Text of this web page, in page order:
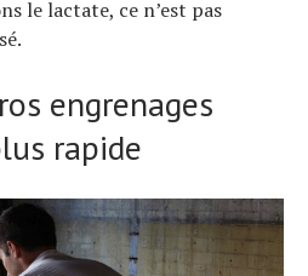
le lactate, ce n’est pas
engrenages
rapide